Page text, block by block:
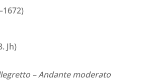
Jh)
– Andante moderato